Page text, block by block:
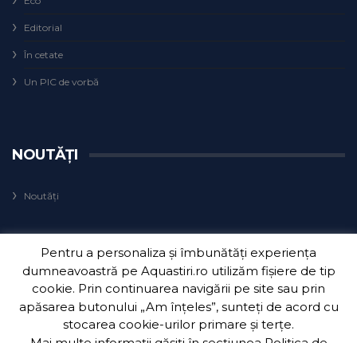
Editorial
În cetate
Un PIC de vorbă
NOUTĂȚI
Noutăți
Copyright 2018 Aquatim S.A.| Dezvoltat de 3Waves Net
Pentru a personaliza și îmbunătăți experiența
dumneavoastră pe Aquastiri.ro utilizăm fișiere de tip
cookie. Prin continuarea navigării pe site sau prin
apăsarea butonului „Am înțeles”, sunteți de acord cu
stocarea cookie-urilor primare și terțe.